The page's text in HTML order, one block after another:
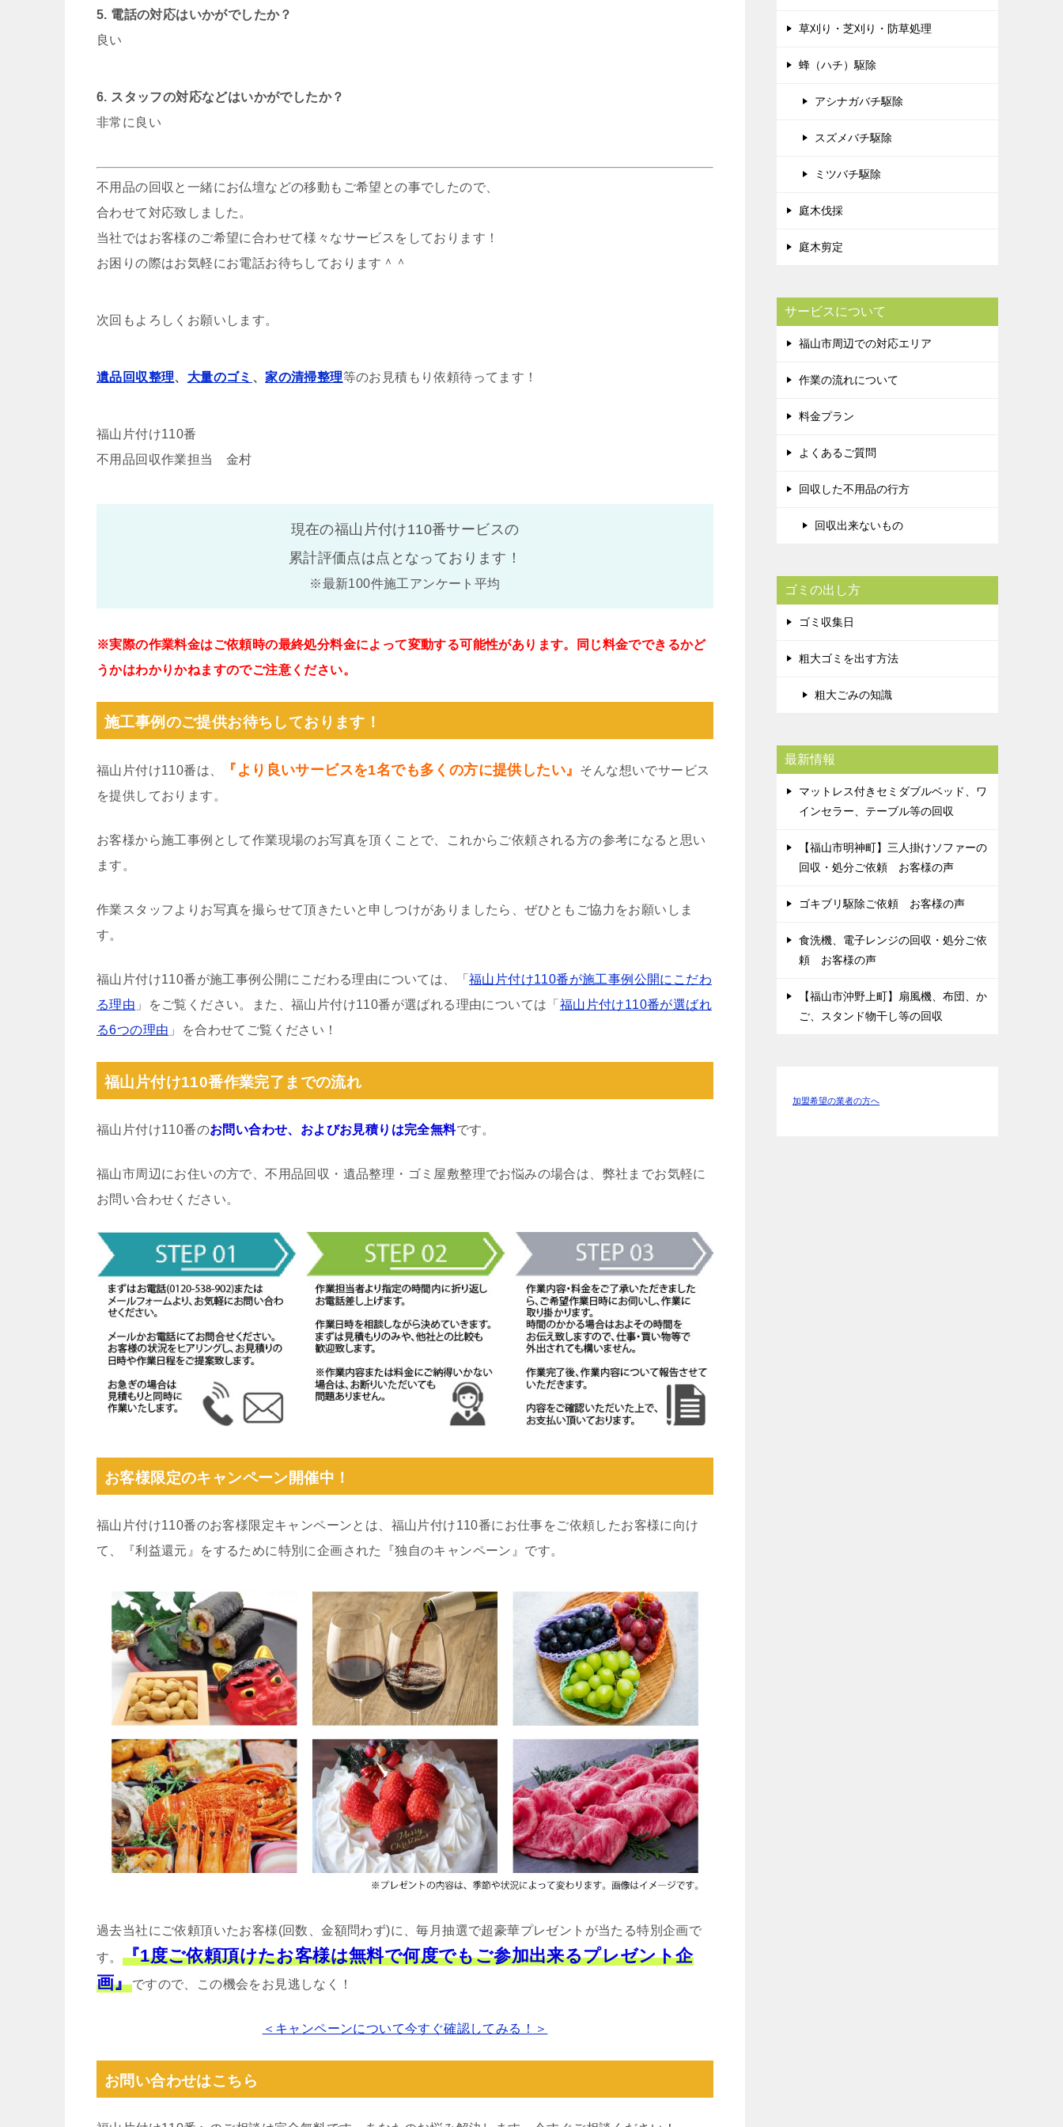
5. 電話の対応はいかがでしたか？
良い
6. スタッフの対応などはいかがでしたか？
非常に良い
不用品の回収と一緒にお仏壇などの移動もご希望との事でしたので、
合わせて対応致しました。
当社ではお客様のご希望に合わせて様々なサービスをしております！
お困りの際はお気軽にお電話お待ちしております＾＾
次回もよろしくお願いします。
遺品回収整理、 大量のゴミ 、家の清掃整理等のお見積もり依頼待ってます！
福山片付け110番
不用品回収作業担当 金村
現在の福山片付け110番サービスの
累計評価点は点となっております！
※最新100件施工アンケート平均
※実際の作業料金はご依頼時の最終処分料金によって変動する可能性があります。同じ料金でできるかど
うかはわかりかねますのでご注意ください。
施工事例のご提供お待ちしております！
福山片付け110番は、 『より良いサービスを1名でも多くの方に提供したい』
そんな想いでサービス
を提供しております。
お客様から施工事例として作業現場のお写真を頂くことで、これからご依頼される方の参考になると思い
ます。
作業スタッフよりお写真を撮らせて頂きたいと申しつけがありましたら、ぜひともご協力をお願いしま
す。
福山片付け110番が施工事例公開にこだわる理由については、「 福山片付け110番が施工事例公開にこだわ
る理由 」をご覧ください。また、福山片付け110番が選ばれる理由については「 福山片付け110番が選ばれ
る6つの理由 」を合わせてご覧ください！
福山片付け110番作業完了までの流れ
福山片付け110番のお問い合わせ、およびお見積りは完全無料です。
福山市周辺にお住いの方で、不用品回収・遺品整理・ゴミ屋敷整理でお悩みの場合は、弊社までお気軽に
お問い合わせください。
お客様限定のキャンペーン開催中！
福山片付け110番のお客様限定キャンペーンとは、福山片付け110番にお仕事をご依頼したお客様に向け
て、『利益還元』をするために特別に企画された『独自のキャンペーン』です。
過去当社にご依頼頂いたお客様(回数、金額問わず)に、毎月抽選で超豪華プレゼントが当たる特別企画で
す。 『1度ご依頼頂けたお客様は無料で何度でもご参加出来るプレゼント企
画』ですので、この機会をお見逃しなく！
＜キャンペーンについて今すぐ確認してみる！＞
お問い合わせはこちら
草刈り・芝刈り・防草処理
蜂（ハチ）駆除
アシナガバチ駆除
スズメバチ駆除
ミツバチ駆除
庭木伐採
庭木剪定
サービスについて
福山市周辺での対応エリア
作業の流れについて
料金プラン
よくあるご質問
回収した不用品の行方
回収出来ないもの
ゴミの出し方
ゴミ収集日
粗大ゴミを出す方法
粗大ごみの知識
最新情報
マットレス付きセミダブルベッド、ワ
インセラー、テーブル等の回収
【福山市明神町】三人掛けソファーの
回収・処分ご依頼 お客様の声
ゴキブリ駆除ご依頼 お客様の声
食洗機、電子レンジの回収・処分ご依
頼 お客様の声
【福山市沖野上町】扇風機、布団、か
ご、スタンド物干し等の回収
加盟希望の業者の方へ